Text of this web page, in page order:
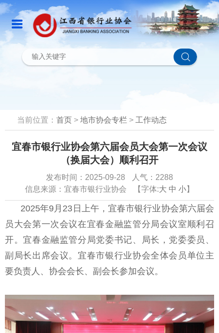
当前位置： 首页 > 地市协会专栏 > 工作动态
宜春市银行业协会第六届会员大会第一次会议
（换届大会）顺利召开
发布时间：2025-09-28
人气：2288
信息来源：宜春市银行业协会
【字体:大 中 小】
2025年9月23日上午，宜春市银行业协会第六届会
员大会第一次会议在宜春金融监管分局会议室顺利召
开。宜春金融监管分局党委书记、局长，党委委员、
副局长出席会议。宜春市银行业协会全体会员单位主
要负责人、协会会长、副会长参加会议。